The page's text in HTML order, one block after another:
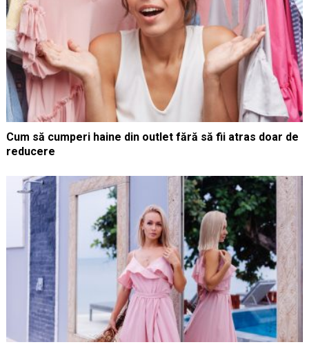
Cum să cumperi haine din outlet fără să fii atras doar de
reducere